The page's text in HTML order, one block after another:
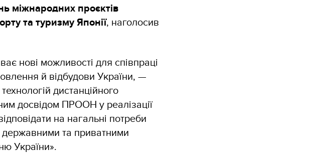
міжнародних проєктів
та туризму Японії, наголосив
нові можливості для співпраці
й відбудови України, —
дистанційного
досвідом ПРООН у реалізації
на нагальні потреби
та приватними
України».